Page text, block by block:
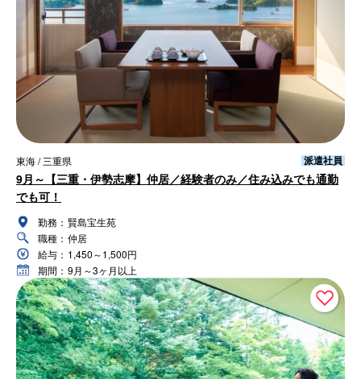
東海 / 三重県 派遣社員
9月～【三重・伊勢志摩】仲居／経験者のみ／住み込みでも通勤
でも可！
勤務： 賢島宝生苑
職種： 仲居
給与： 1,450～1,500円
期間： 9月～3ヶ月以上